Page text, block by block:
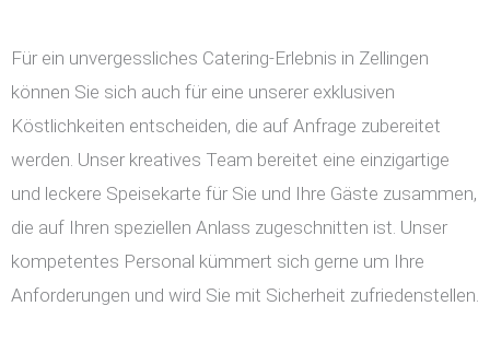
Für ein unvergessliches Catering-Erlebnis in Zellingen
können Sie sich auch für eine unserer exklusiven
Köstlichkeiten entscheiden, die auf Anfrage zubereitet
werden. Unser kreatives Team bereitet eine einzigartige
und leckere Speisekarte für Sie und Ihre Gäste zusammen,
die auf Ihren speziellen Anlass zugeschnitten ist. Unser
kompetentes Personal kümmert sich gerne um Ihre
Anforderungen und wird Sie mit Sicherheit zufriedenstellen.